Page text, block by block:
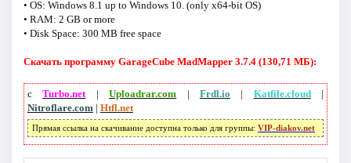
• OS: Windows 8.1 up to Windows 10. (only x64-bit OS)
• RAM: 2 GB or more
• Disk Space: 300 MB free space
Скачать программу GarageCube MadMapper 3.7.4 (130,71 МБ):
сTurbo.net |Uploadrar.com | Frdl.io | Katfile.cloud|
Nitroflare.com | Htfl.net
Прямая ссылка на скачивание доступна только для группы: VIP-diakov.net